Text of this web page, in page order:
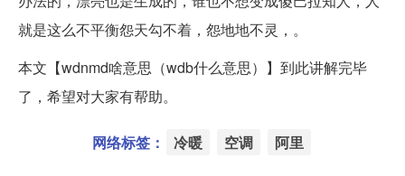
就是这么不平衡怨天勾不着，怨地地不灵，。
本文【wdnmd啥意思（wdb什么意思）】到此讲解完毕
了，希望对大家有帮助。
网络标签： 冷暖 空调 阿里